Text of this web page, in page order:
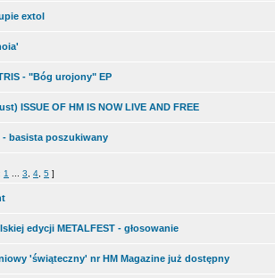
extol
- "Bóg urojony" EP
ISSUE OF HM IS NOW LIVE AND FREE
basista poszukiwany
1 3 4 5 ]
edycji METALFEST - głosowanie
'świąteczny' nr HM Magazine już dostępny